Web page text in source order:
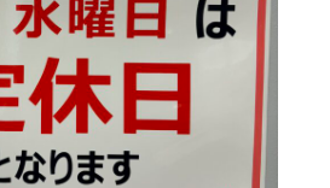
プライバシーポリシー